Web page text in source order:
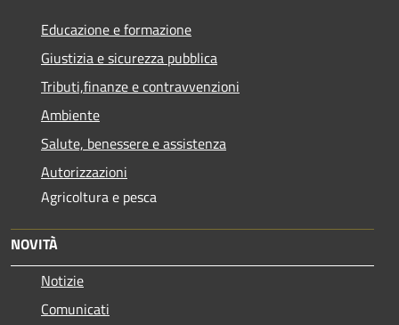
Educazione e formazione
Giustizia e sicurezza pubblica
Tributi,finanze e contravvenzioni
Ambiente
Salute, benessere e assistenza
Autorizzazioni
Agricoltura e pesca
NOVITÀ
Notizie
Comunicati